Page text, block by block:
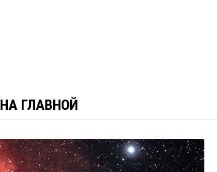
ГЛАВНОЙ